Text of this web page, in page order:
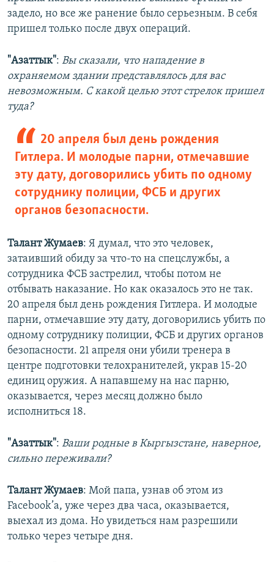
задело, но все же ранение было серьезным. В себя
пришел только после двух операций.
"Азаттык": Вы сказали, что нападение в
охраняемом здании представлялось для вас
невозможным. С какой целью этот стрелок пришел
туда?
20 апреля был день рождения
Гитлера. И молодые парни, отмечавшие
эту дату, договорились убить по одному
сотруднику полиции, ФСБ и других
органов безопасности.
Талант Жумаев: Я думал, что это человек,
затаивший обиду за что-то на спецслужбы, а
сотрудника ФСБ застрелил, чтобы потом не
отбывать наказание. Но как оказалось это не так.
20 апреля был день рождения Гитлера. И молодые
парни, отмечавшие эту дату, договорились убить по
одному сотруднику полиции, ФСБ и других органов
безопасности. 21 апреля они убили тренера в
центре подготовки телохранителей, украв 15-20
единиц оружия. А напавшему на нас парню,
оказывается, через месяц должно было
исполниться 18.
"Азаттык": Ваши родные в Кыргызстане, наверное,
сильно переживали?
Талант Жумаев: Мой папа, узнав об этом из
Facebook’а, уже через два часа, оказывается,
выехал из дома. Но увидеться нам разрешили
только через четыре дня.